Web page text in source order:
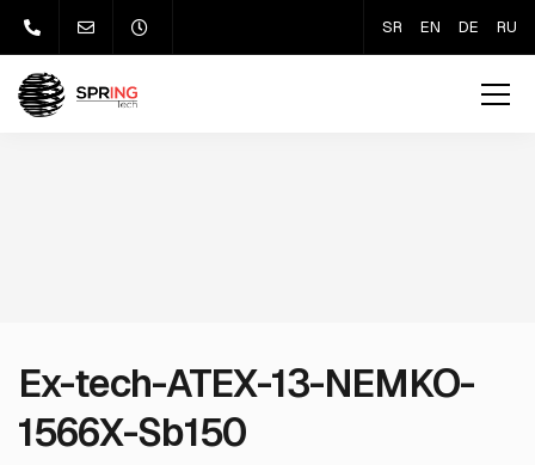
SR EN DE RU
Ex-tech-ATEX-13-NEMKO-
1566X-Sb150